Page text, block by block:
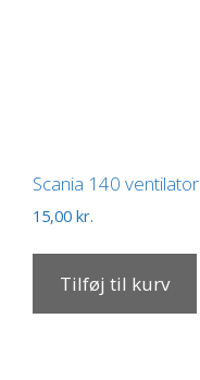
Scania 140 ventilator
15,00 kr.
Tilføj til kurv